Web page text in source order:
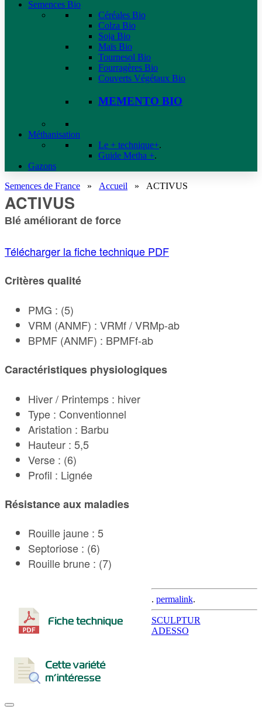
Semences Bio
Céréales Bio
Colza Bio
Soja Bio
Maïs Bio
Tournesol Bio
Fourragères Bio
Couverts Végétaux Bio
MEMENTO BIO
Méthanisation
Le + technique+.
Guide Metha +.
Gazons
Semences de France » Accueil » ACTIVUS
ACTIVUS
Blé améliorant de force
Télécharger la fiche technique PDF
Critères qualité
PMG : (5)
VRM (ANMF) : VRMf / VRMp-ab
BPMF (ANMF) : BPMFf-ab
Caractéristiques physiologiques
Hiver / Printemps : hiver
Type : Conventionnel
Aristation : Barbu
Hauteur : 5,5
Verse : (6)
Profil : Lignée
Résistance aux maladies
Rouille jaune : 5
Septoriose : (6)
Rouille brune : (7)
. permalink.
Post
navigation
SCULPTUR
ADESSO